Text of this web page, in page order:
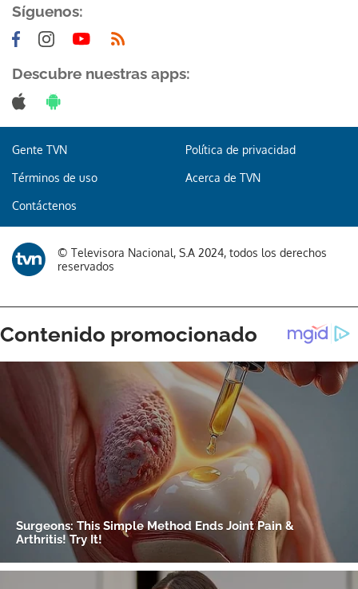
Síguenos:
Descubre nuestras apps:
Gente TVN Política de privacidad
Términos de uso Acerca de TVN
Contáctenos
© Televisora Nacional, S.A 2024, todos los derechos
reservados